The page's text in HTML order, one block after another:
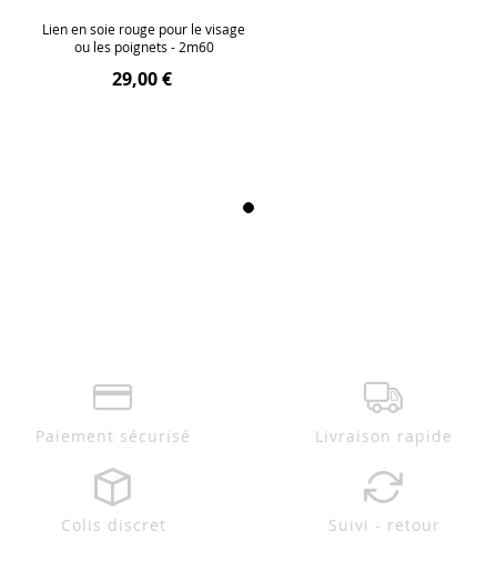
Lien en soie rouge pour le visage
ou les poignets - 2m60
29,00 €
Paiement sécurisé Livraison rapide
Colis discret Suivi - retour